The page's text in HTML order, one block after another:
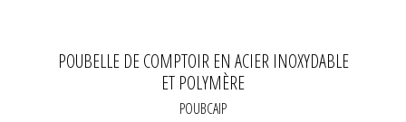
POUBELLE DE COMPTOIR EN ACIER INOXYDABLE
ET POLYMÈRE
POUBCAIP